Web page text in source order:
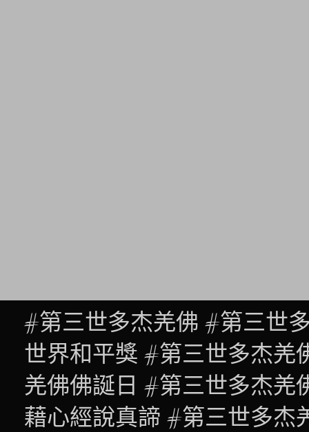
#第三世多杰羌佛 #第三世
世界和平獎 #第三世多杰羌
羌佛佛誕日 #第三世多杰羌
藉心經說真諦 #第三世多杰